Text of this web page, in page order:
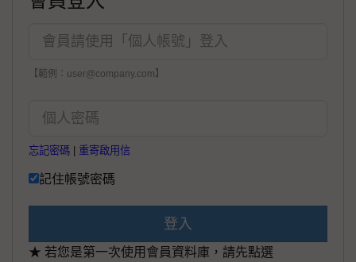
【範例：user@company.com】
忘記密碼 重寄啟用信
記住帳號密碼
登入
★ 若您是第一次使用會員資料庫，請先點選